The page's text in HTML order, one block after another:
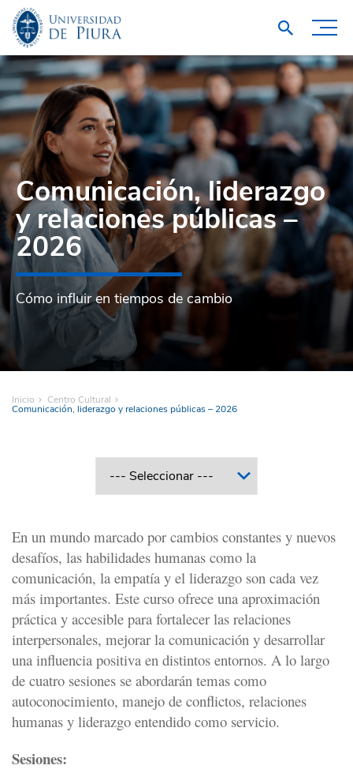
Comunicación, liderazgo
y relaciones públicas –
2026
Cómo influir en tiempos de cambio
Inicio Centro Cultural
Comunicación, liderazgo y relaciones públicas – 2026
En un mundo marcado por cambios constantes y nuevos
desafíos, las habilidades humanas como la
comunicación, la empatía y el liderazgo son cada vez
más importantes. Este curso ofrece una aproximación
práctica y accesible para fortalecer las relaciones
interpersonales, mejorar la comunicación y desarrollar
una influencia positiva en distintos entornos. A lo largo
de cuatro sesiones se abordarán temas como
autoconocimiento, manejo de conflictos, relaciones
humanas y liderazgo entendido como servicio.
Sesiones: